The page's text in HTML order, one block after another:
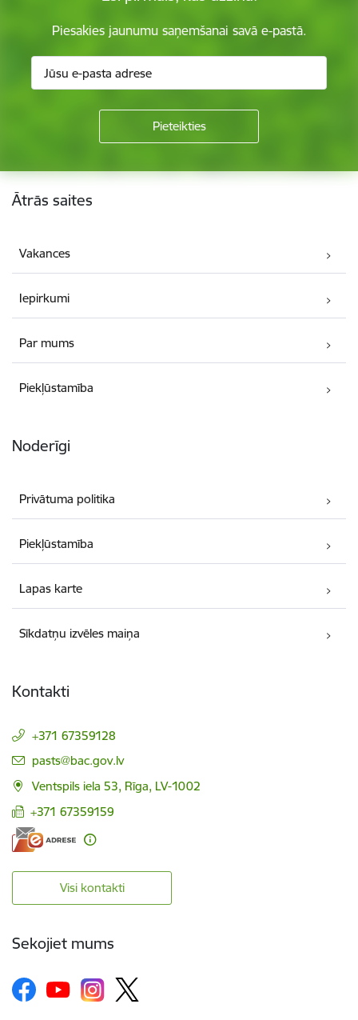
Piesakies jaunumu saņemšanai savā e-pastā.
Kājene
Ātrās saites
Vakances
Iepirkumi
Par mums
Piekļūstamība
Noderīgi
Privātuma politika
Piekļūstamība
Lapas karte
Sīkdatņu izvēles maiņa
Kontakti
+371 67359128
E-pasts:
pasts@bac.gov.lv
Ventspils iela 53, Rīga, LV-1002
+371 67359159
Visi kontakti
Sekojiet mums